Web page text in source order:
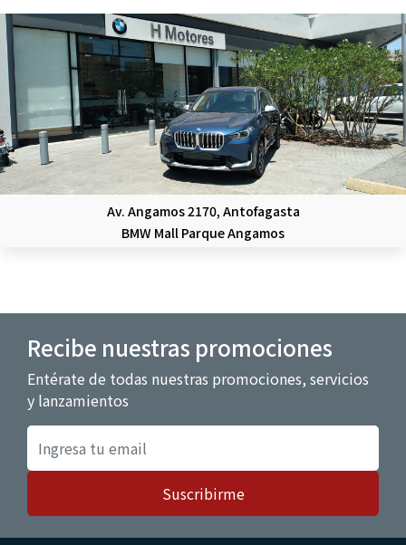
Av. Angamos 2170, Antofagasta
BMW Mall Parque Angamos
Recibe nuestras promociones
Entérate de todas nuestras promociones, servicios
y lanzamientos
Suscribirme